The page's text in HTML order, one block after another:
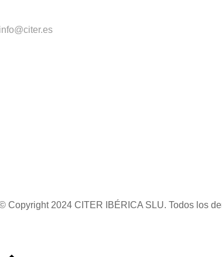
Copyright 2024 CITER IBÉRICA SLU. Todos los